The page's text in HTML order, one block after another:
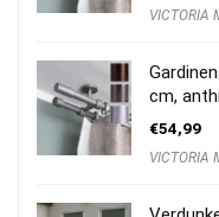
VICTORIA
cm,
€54,99
VICTORIA